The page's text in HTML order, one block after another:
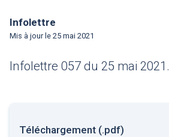
Infolettre
Mis à jour le 25 mai 2021
Infolettre 057 du 25 mai 2021.
Téléchargement (.pdf)